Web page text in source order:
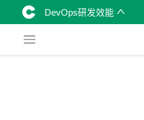
DevOps研发效能